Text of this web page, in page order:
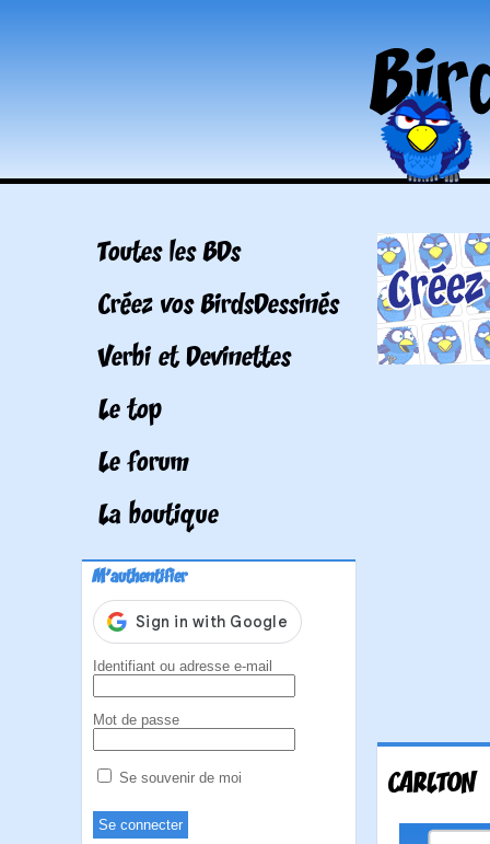
Toutes les BDs
Créez vos BirdsDessinés
Verbi et Devinettes
Le top
Le forum
La boutique
M'authentifier
Identifiant ou adresse e-mail
Mot de passe
Se souvenir de moi CARLTON